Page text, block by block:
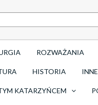
ROZWAŻANIA
HISTORIA INNE
KATARZYŃCEM